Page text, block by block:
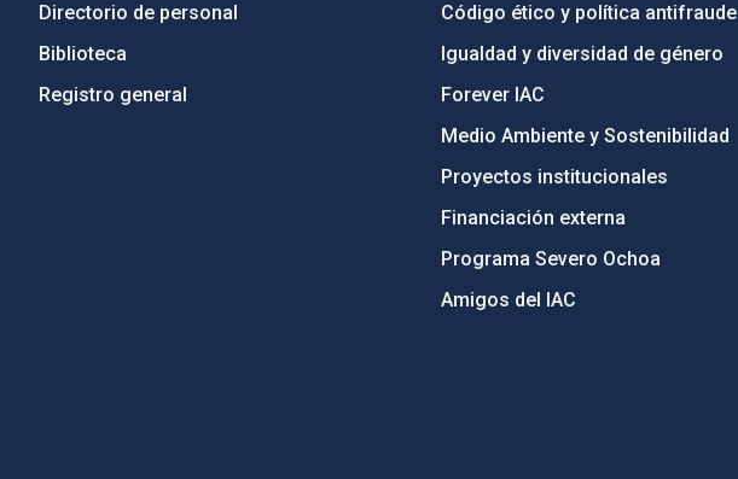
Directorio de personal
Biblioteca
Registro general
Código ético y política antifraude
Igualdad y diversidad de género
Forever IAC
Medio Ambiente y Sostenibilidad
Proyectos institucionales
Financiación externa
Programa Severo Ochoa
Amigos del IAC